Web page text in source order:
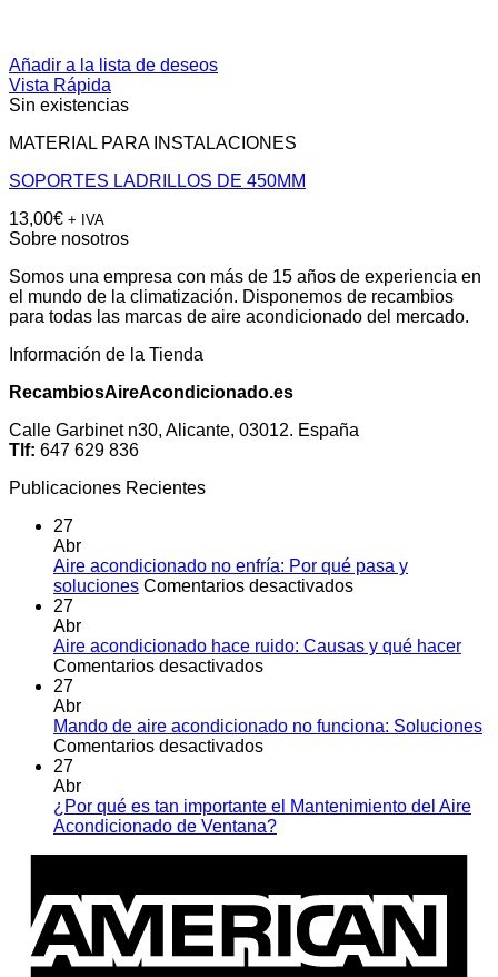
Añadir a la lista de deseos
Vista Rápida
Sin existencias
MATERIAL PARA INSTALACIONES
SOPORTES LADRILLOS DE 450MM
13,00€ + IVA
Sobre nosotros
Somos una empresa con más de 15 años de experiencia en
el mundo de la climatización. Disponemos de recambios
para todas las marcas de aire acondicionado del mercado.
Información de la Tienda
RecambiosAireAcondicionado.es
Calle Garbinet n30, Alicante, 03012. España
Tlf: 647 629 836
Publicaciones Recientes
27
Abr
Aire acondicionado no enfría: Por qué pasa y
soluciones Comentarios desactivadosen
no
pasa
27
Abr
Aire acondicionado hace ruido: Causas y qué hacer
Comentarios desactivadosen
hace
ruido:
qué
hacer
27
Abr
Mando de aire acondicionado no funciona: Soluciones
Comentarios desactivadosen
aire
acondicionado
27
Abr
¿Por qué es tan importante el Mantenimiento del Aire
Acondicionado de Ventana?No
¿Por
qué
tan